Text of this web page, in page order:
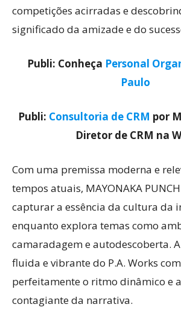
competições acirradas e
significado da amizade e do
Publi: Conheça Personal
Paulo
Publi: Consultoria de CRM por
Diretor de CRM na
Com uma premissa moderna e
tempos atuais, MAYONAKA
capturar a essência da cultura da
enquanto explora temas como
camaradagem e autodescoberta.
fluida e vibrante do P.A. Works
perfeitamente o ritmo dinâmico e
contagiante da narrativa.